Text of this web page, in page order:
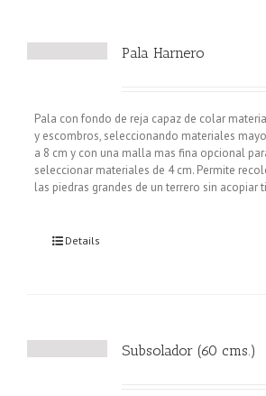
Pala Harnero
Pala con fondo de reja capaz de colar
y escombros, seleccionando materiales
a 8 cm y con una malla mas fina opcional
seleccionar materiales de 4 cm. Permite
las piedras grandes de un terrero sin acopiar
Details
Subsolador (60 cms.)